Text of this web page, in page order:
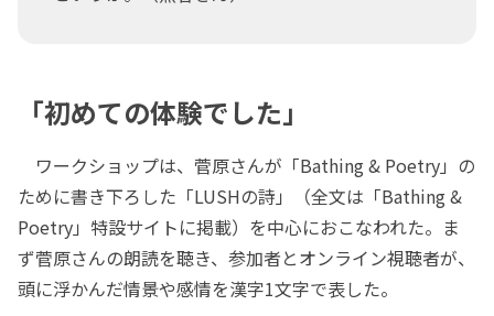
「初めての体験でした」
ワークショップは、菅原さんが「Bathing & Poetry」の
ために書き下ろした「LUSHの詩」（全文は「Bathing &
Poetry」特設サイトに掲載）を中心におこなわれた。ま
ず菅原さんの朗読を聴き、参加者とオンライン視聴者が、
頭に浮かんだ情景や感情を漢字1文字で表した。